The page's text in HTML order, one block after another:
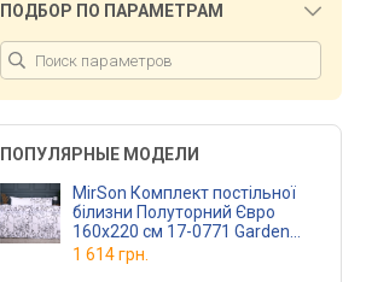
ПОДБОР ПО ПАРАМЕТРАМ
ПОПУЛЯРНЫЕ МОДЕЛИ
MirSon Комплект постільної
білизни Полуторний Євро
160х220 см 17-0771 Garden
Tale Бязь
1 614 грн.